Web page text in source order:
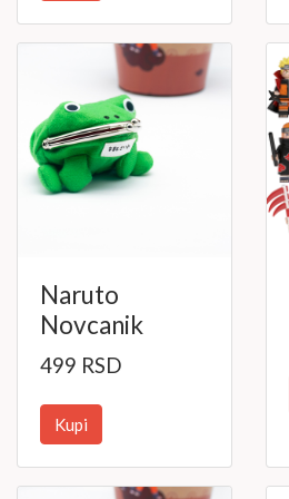
Naruto
Novcanik
499 RSD
Kupi